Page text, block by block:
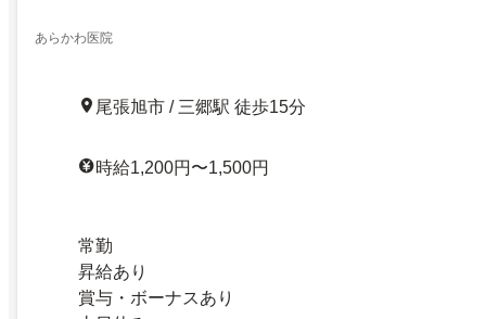
あらかわ医院
尾張旭市 / 三郷駅 徒歩15分
時給1,200円〜1,500円
常勤
昇給あり
賞与・ボーナスあり